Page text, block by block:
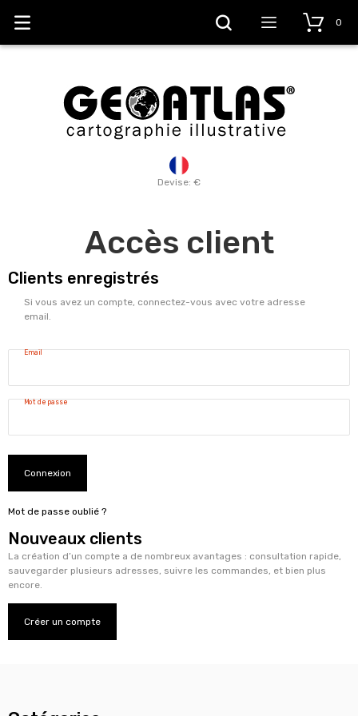
Devise: €
0
Accès client
Clients enregistrés
Si vous avez un compte, connectez-vous avec votre adresse
email.
Email
Mot de passe
Connexion
Mot de passe oublié ?
Nouveaux clients
La création d’un compte a de nombreux avantages : consultation rapide,
sauvegarder plusieurs adresses, suivre les commandes, et bien plus
encore.
Créer un compte